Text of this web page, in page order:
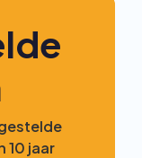
10 jaar